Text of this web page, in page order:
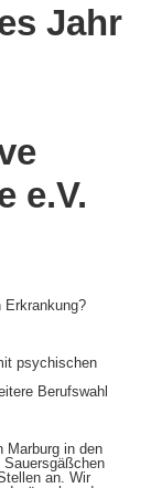
Jahr
e.V.
Erkrankung?
psychischen
Berufswahl
Marburg in den
Sauersgäßchen
an. Wir